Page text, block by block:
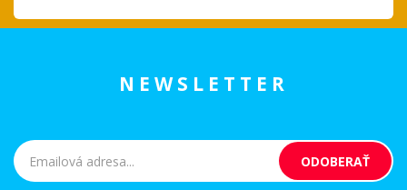
NEWSLETTER